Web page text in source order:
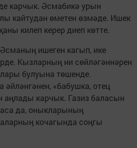
карчык. Әсмабикә урын
кайтудан өметен өзмәде. Ишек
килеп керер диеп көтте.
ишеген кагып, ике
Кызларның ни сөйләгәннәрен
булуына төшенде.
«бабушка, отец
аңлады карчык. Газиз баласын
да, оныкларының
кочагында соңгы